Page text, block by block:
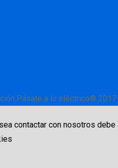
Pásate a lo eléctrico®
contactar con nosotros